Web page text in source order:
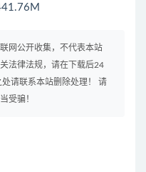
网公开收集，不代表本站
法律法规，请在下载后24
请联系本站删除处理！ 请
受骗！